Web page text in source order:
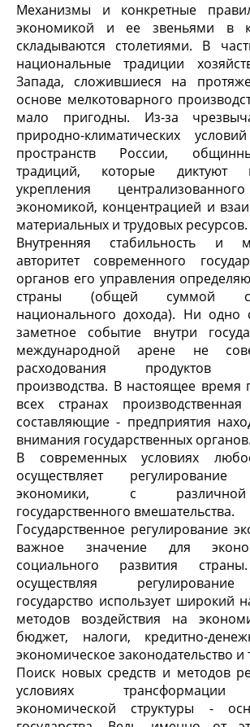
Механизмы и конкретные
экономикой и ее звеньями в
складываются столетиями. В
национальные традиции
Запада, сложившиеся на
основе мелкотоварного
мало пригодны. Из-за
природно-климатических
пространств России,
традиций, которые диктуют
укрепления
экономикой, концентрацией и
материальных и трудовых ресурсов.
Внутренняя стабильность и
авторитет современного
органов его управления
страны (общей суммой
национального дохода). Ни одно
заметное событие внутри
международной арене не
расходования продуктов
производства. В настоящее время
всех странах
составляющие - предприятия
внимания государственных органов.
В современных условиях
осуществляет регулирование
экономики, с
государственного вмешательства.
Государственное регулирование
важное значение для
социального развития
осуществляя
государство использует широкий
методов воздействия на
бюджет, налоги, кредитно-
экономическое законодательство и
Поиск новых средств и методов
условиях трансформации
экономической структуры -